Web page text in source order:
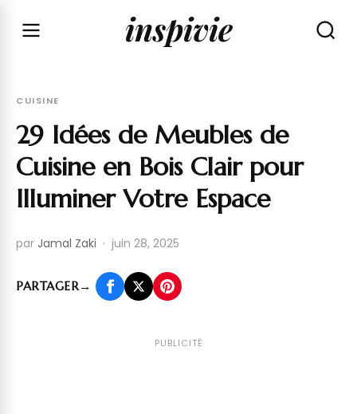
inspivie
CUISINE
29 Idées de Meubles de
Cuisine en Bois Clair pour
Illuminer Votre Espace
par Jamal Zaki · juin 28, 2025
PARTAGER →
PUBLICITÉ